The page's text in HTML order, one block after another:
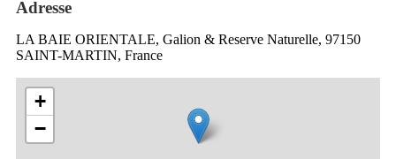
Adresse
LA BAIE ORIENTALE, Galion & Reserve Naturelle, 97150
SAINT-MARTIN, France
+
−